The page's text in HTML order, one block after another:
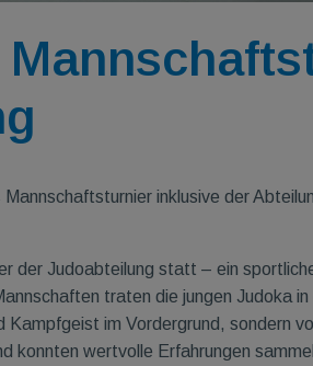
inklusive der
der Judoabteilung statt – ein
traten die jungen Judoka in
im Vordergrund, sondern
konnten wertvolle Erfahrungen